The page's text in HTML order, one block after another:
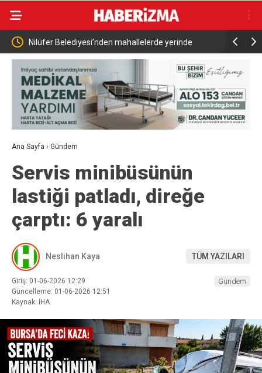
Kutuplarda Sıfır Atık Kitabı İle Bilimsel Vizyon
Tanıtıldı
KKTC
egemen
Ana Sayfa › Gündem
Servis minibüsünün
lastiği patladı, direğe
çarptı: 6 yaralı
Neslihan Kaya TÜM YAZILARI
Giriş: 01-06-2026 12:29
Güncelleme: 01-06-2026 12:51
Kaynak: İHA
Gündem